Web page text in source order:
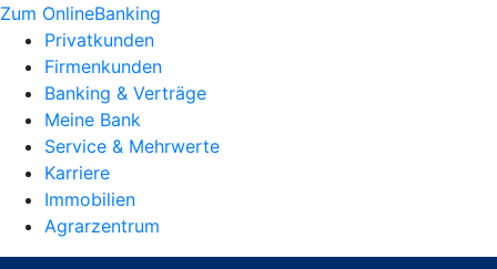
Zum OnlineBanking
Privatkunden
Firmenkunden
Banking & Verträge
Meine Bank
Service & Mehrwerte
Karriere
Immobilien
Agrarzentrum